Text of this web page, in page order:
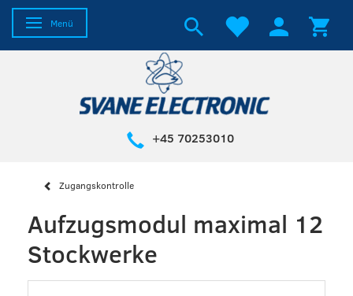
Anzeige ändern
Menü
+45 70253010
Zugangskontrolle
Aufzugsmodul maximal 12
Stockwerke